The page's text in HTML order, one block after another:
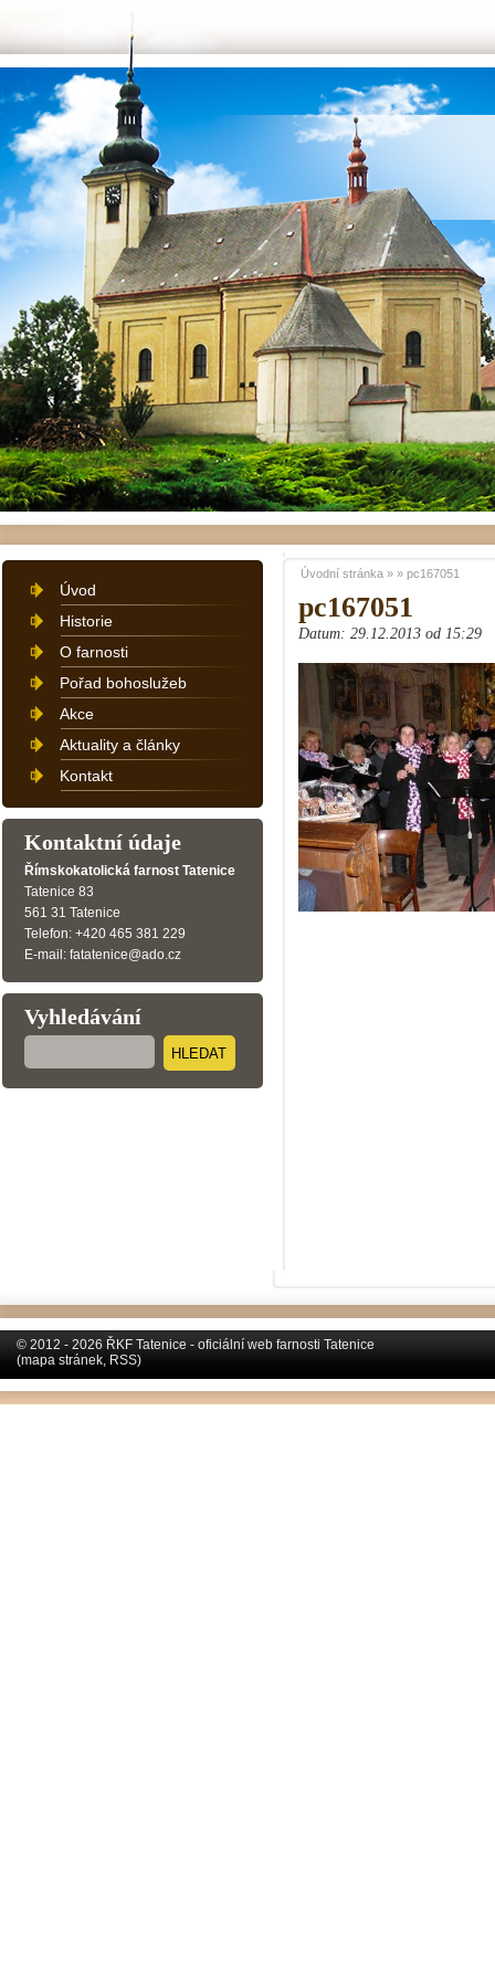
pc167051
Datum: 29.12.2013 od 15:29
Úvodní stránka » » pc167051
Úvod
Historie
O farnosti
Pořad bohoslužeb
Akce
Aktuality a články
Kontakt
Kontaktní údaje
Římskokatolická farnost Tatenice
Tatenice 83
561 31 Tatenice
Telefon: +420 465 381 229
E-mail: fatatenice@ado.cz
Vyhledávání
HLEDAT
© 2012 - 2026 ŘKF Tatenice - oficiální web farnosti Tatenice
(mapa stránek, RSS)